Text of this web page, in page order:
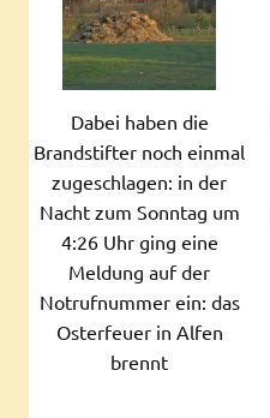
Dabei haben die
Brandstifter noch einmal
zugeschlagen: in der
Nacht zum Sonntag um
4:26 Uhr ging eine
Meldung auf der
Notrufnummer ein: das
Osterfeuer in Alfen
brennt